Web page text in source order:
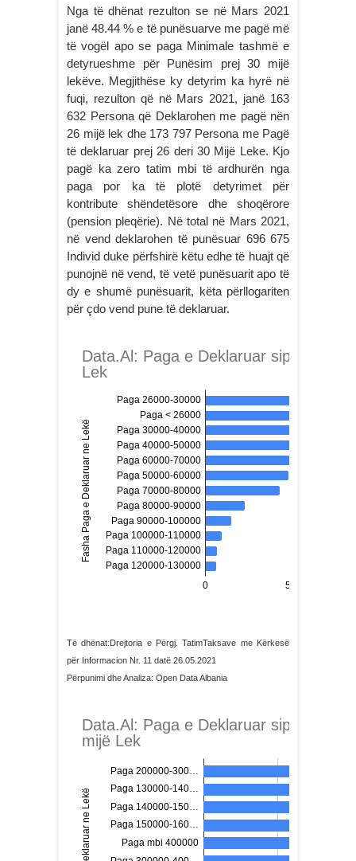
Nga të dhënat rezulton se në Mars 2021
janë 48.44 % e të punësuarve me pagë më
të vogël apo se paga Minimale tashmë e
detyrueshme për Punësim prej 30 mijë
lekëve. Megjithëse ky detyrim ka hyrë në
fuqi, rezulton që në Mars 2021, janë 163
632 Persona që Deklarohen me pagë nën
26 mijë lek dhe 173 797 Persona me Pagë
të deklaruar prej 26 deri 30 Mijë Leke. Kjo
pagë ka zero tatim mbi të ardhurën nga
paga por ka të plotë detyrimet për
kontribute shëndetësore dhe shoqërore
(pension pleqërie). Në total në Mars 2021,
në vend deklarohen të punësuar 696 675
Individ duke përfshirë këtu edhe të huajt që
punojnë në vend, të vetë punësuarit apo të
dy e shumë punësuarit, këta përllogariten
për çdo vend pune të deklaruar.
Të dhënat:Drejtoria e Përgj. TatimTaksave me Kërkesë
për Informacion Nr. 11 datë 26.05.2021
Përpunimi dhe Analiza: Open Data Albania